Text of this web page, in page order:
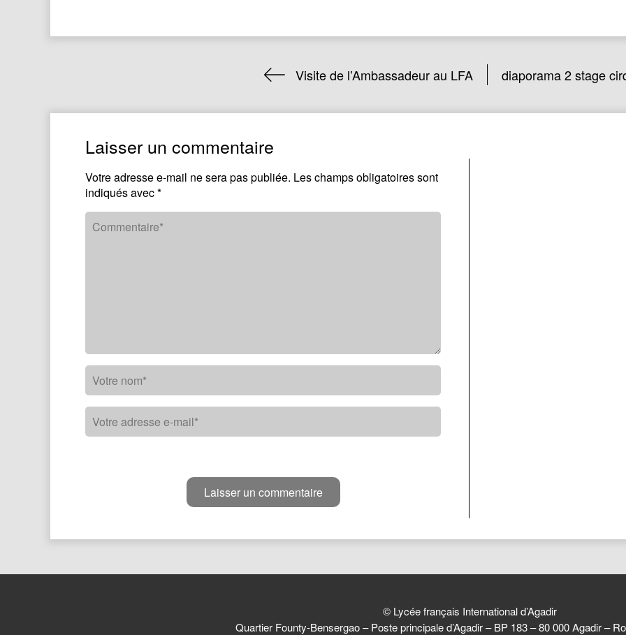
Visite de l’Ambassadeur au LFA diaporama 2 stage
Laisser un commentaire
Votre adresse e-mail ne sera pas publiée. Les champs obligatoires sont
indiqués avec*
© Lycée français International d’Agadir
Quartier Founty-Bensergao – Poste principale d’Agadir – BP 183 – 80 000 Agadir –